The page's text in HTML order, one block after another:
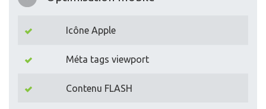
Icône Apple
Méta tags viewport
Contenu FLASH